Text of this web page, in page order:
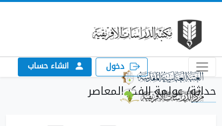
دخول انشاء حساب
حداثة/ عولمة الفكر المعاصر